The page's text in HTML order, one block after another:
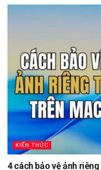
KIẾN THỨC
4 cách bảo vệ ảnh